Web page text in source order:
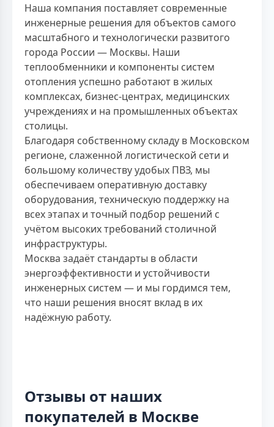
Наша компания поставляет современные
инженерные решения для объектов самого
масштабного и технологически развитого
города России — Москвы. Наши
теплообменники и компоненты систем
отопления успешно работают в жилых
комплексах, бизнес-центрах, медицинских
учреждениях и на промышленных объектах
столицы.
Благодаря собственному складу в Московском
регионе, слаженной логистической сети и
большому количеству удобых ПВЗ, мы
обеспечиваем оперативную доставку
оборудования, техническую поддержку на
всех этапах и точный подбор решений с
учётом высоких требований столичной
инфраструктуры.
Москва задаёт стандарты в области
энергоэффективности и устойчивости
инженерных систем — и мы гордимся тем,
что наши решения вносят вклад в их
надёжную работу.
Отзывы от наших
покупателей в Москве